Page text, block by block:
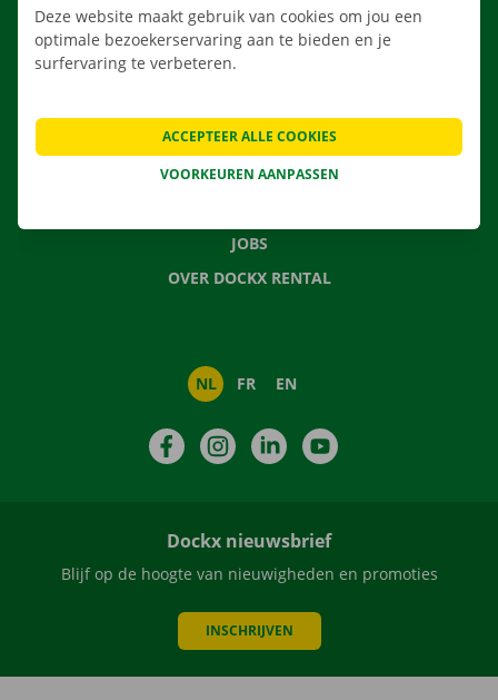
VEELGESTELDE VRAGEN
NIEUWS
JOBS
OVER DOCKX RENTAL
NL FR EN
FacebookInstagramLinkedIn
Dockx nieuwsbrief
Blijf op de hoogte van nieuwigheden en promoties
INSCHRIJVEN
Deze website maakt gebruik van cookies om jou een
optimale bezoekerservaring aan te bieden en je
surfervaring te verbeteren.
VOORKEUREN AANPASSEN
ACCEPTEER ALLE COOKIES